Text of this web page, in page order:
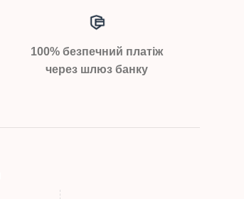
100% безпечний платіж
через шлюз банку